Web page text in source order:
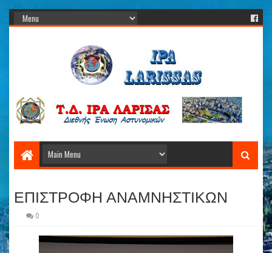
ΕΠΙΣΤΡΟΦΗ ΑΝΑΜΝΗΣΤΙΚΩΝ
0